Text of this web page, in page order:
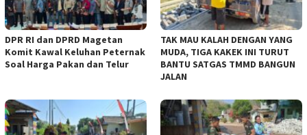
DPR RI dan DPRD Magetan
Komit Kawal Keluhan Peternak
Soal Harga Pakan dan Telur
TAK MAU KALAH DENGAN YANG
MUDA, TIGA KAKEK INI TURUT
BANTU SATGAS TMMD BANGUN
JALAN